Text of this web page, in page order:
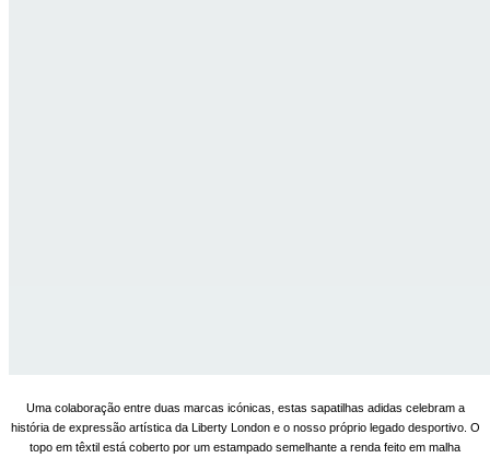
Uma colaboração entre duas marcas icónicas, estas sapatilhas adidas celebram a
história de expressão artística da Liberty London e o nosso próprio legado desportivo. O
topo em têxtil está coberto por um estampado semelhante a renda feito em malha